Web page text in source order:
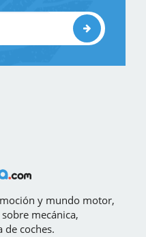
y mundo motor,
mecánica,
de coches.